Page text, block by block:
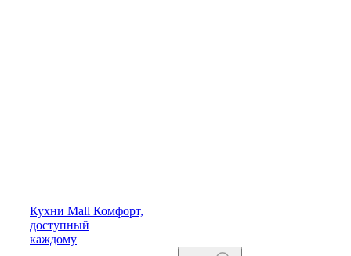
Кухни Mall Комфорт,
доступный
каждому